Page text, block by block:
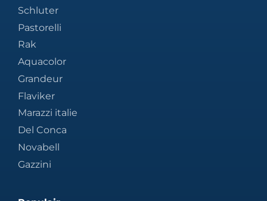
Schluter
Pastorelli
Rak
Aquacolor
Grandeur
Flaviker
Marazzi italie
Del Conca
Novabell
Gazzini